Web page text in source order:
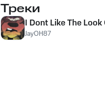
Треки
I Dont Like The Look
JayOH87